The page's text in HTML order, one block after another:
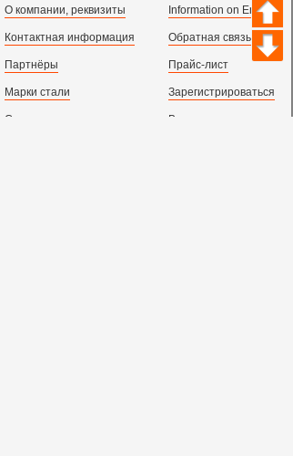
О компании, реквизиты
Контактная информация
Партнёры
Марки стали
Сортамент металлопроката
Information on English
Обратная связь
Прайс-лист
Зарегистрироваться
Вход с паролем